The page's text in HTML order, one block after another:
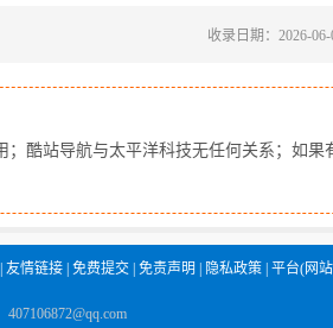
收录日期：2026-06-
；酷站导航与太平洋科技无任何关系；如果
友情链接 免费提交 免责声明 隐私政策 平台(网
407106872@qq.com